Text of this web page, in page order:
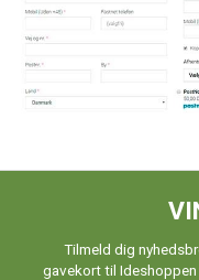
Tilmeld dig
gavekort til